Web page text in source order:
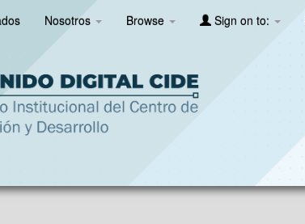
Nosotros Browse Sign on to: